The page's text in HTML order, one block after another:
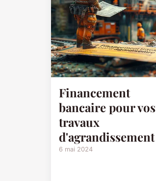
Financement
bancaire pour vos
travaux
d'agrandissement
6 mai 2024